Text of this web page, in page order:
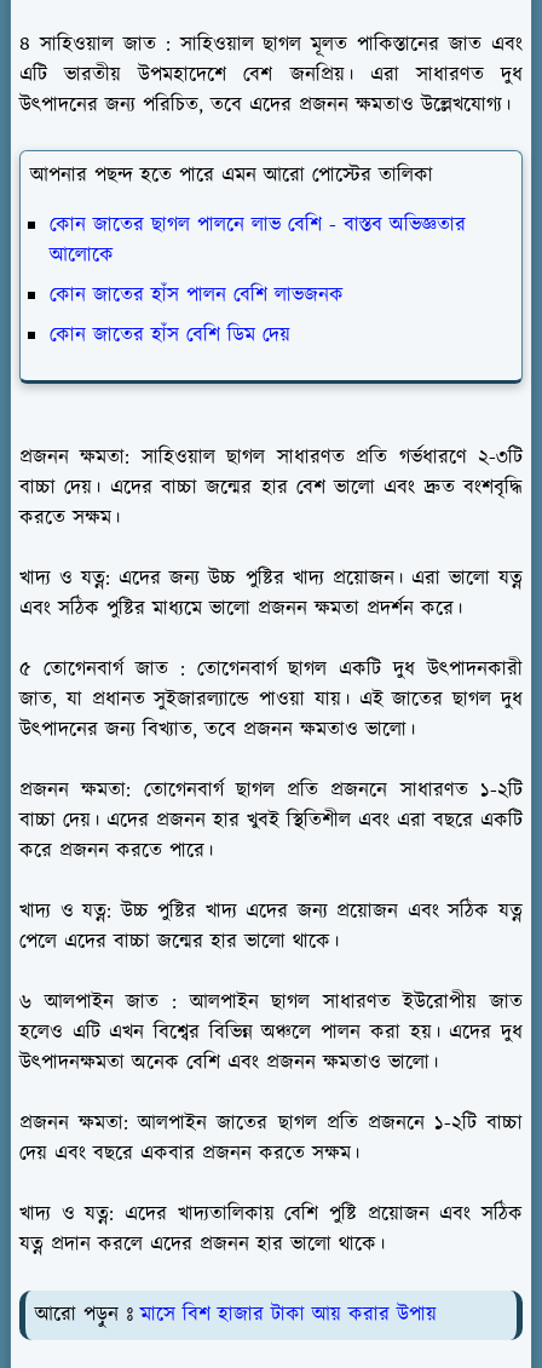
৪ সাহিওয়াল জাত : সাহিওয়াল ছাগল মূলত পাকিস্তানের জাত এবং
এটি ভারতীয় উপমহাদেশে বেশ জনপ্রিয়। এরা সাধারণত দুধ
উৎপাদনের জন্য পরিচিত, তবে এদের প্রজনন ক্ষমতাও উল্লেখযোগ্য।
আপনার পছন্দ হতে পারে এমন আরো পোস্টের তালিকা
কোন জাতের ছাগল পালনে লাভ বেশি - বাস্তব অভিজ্ঞতার
আলোকে
কোন জাতের হাঁস পালন বেশি লাভজনক
কোন জাতের হাঁস বেশি ডিম দেয়
প্রজনন ক্ষমতা: সাহিওয়াল ছাগল সাধারণত প্রতি গর্ভধারণে ২-৩টি
বাচ্চা দেয়। এদের বাচ্চা জন্মের হার বেশ ভালো এবং দ্রুত বংশবৃদ্ধি
করতে সক্ষম।
খাদ্য ও যত্ন: এদের জন্য উচ্চ পুষ্টির খাদ্য প্রয়োজন। এরা ভালো যত্ন
এবং সঠিক পুষ্টির মাধ্যমে ভালো প্রজনন ক্ষমতা প্রদর্শন করে।
৫ তোগেনবার্গ জাত : তোগেনবার্গ ছাগল একটি দুধ উৎপাদনকারী
জাত, যা প্রধানত সুইজারল্যান্ডে পাওয়া যায়। এই জাতের ছাগল দুধ
উৎপাদনের জন্য বিখ্যাত, তবে প্রজনন ক্ষমতাও ভালো।
প্রজনন ক্ষমতা: তোগেনবার্গ ছাগল প্রতি প্রজননে সাধারণত ১-২টি
বাচ্চা দেয়। এদের প্রজনন হার খুবই স্থিতিশীল এবং এরা বছরে একটি
করে প্রজনন করতে পারে।
খাদ্য ও যত্ন: উচ্চ পুষ্টির খাদ্য এদের জন্য প্রয়োজন এবং সঠিক যত্ন
পেলে এদের বাচ্চা জন্মের হার ভালো থাকে।
৬ আলপাইন জাত : আলপাইন ছাগল সাধারণত ইউরোপীয় জাত
হলেও এটি এখন বিশ্বের বিভিন্ন অঞ্চলে পালন করা হয়। এদের দুধ
উৎপাদনক্ষমতা অনেক বেশি এবং প্রজনন ক্ষমতাও ভালো।
প্রজনন ক্ষমতা: আলপাইন জাতের ছাগল প্রতি প্রজননে ১-২টি বাচ্চা
দেয় এবং বছরে একবার প্রজনন করতে সক্ষম।
খাদ্য ও যত্ন: এদের খাদ্যতালিকায় বেশি পুষ্টি প্রয়োজন এবং সঠিক
যত্ন প্রদান করলে এদের প্রজনন হার ভালো থাকে।
আরো পড়ুন ঃমাসে বিশ হাজার টাকা আয় করার উপায়